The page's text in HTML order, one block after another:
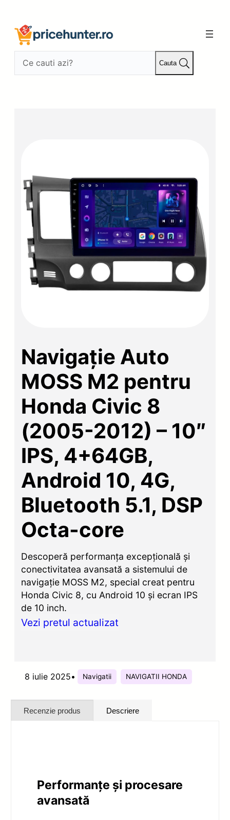
conținut
Cauta
Navigație Auto
MOSS M2 pentru
Honda Civic 8
(2005-2012) – 10″
IPS, 4+64GB,
Android 10, 4G,
Bluetooth 5.1, DSP
Octa-core
Descoperă performanța excepțională și
conectivitatea avansată a sistemului de
navigație MOSS M2, special creat pentru
Honda Civic 8, cu Android 10 și ecran IPS
de 10 inch.
Vezi pretul actualizat
8 iulie 2025• Navigatii NAVIGATII HONDA
Recenzie produs Descriere
Performanțe și procesare
avansată